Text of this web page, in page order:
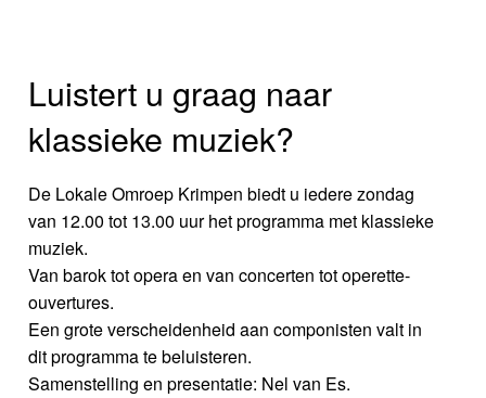
Luistert u graag naar
klassieke muziek?
De Lokale Omroep Krimpen biedt u iedere zondag
van 12.00 tot 13.00 uur het programma met klassieke
muziek.
Van barok tot opera en van concerten tot operette-
ouvertures.
Een grote verscheidenheid aan componisten valt in
dit programma te beluisteren.
Samenstelling en presentatie: Nel van Es.